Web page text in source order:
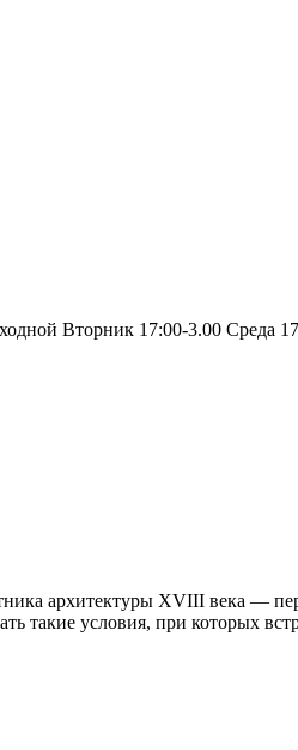
Вторник 17:00-3.00 Среда
архитектуры XVIII века —
такие условия, при которых